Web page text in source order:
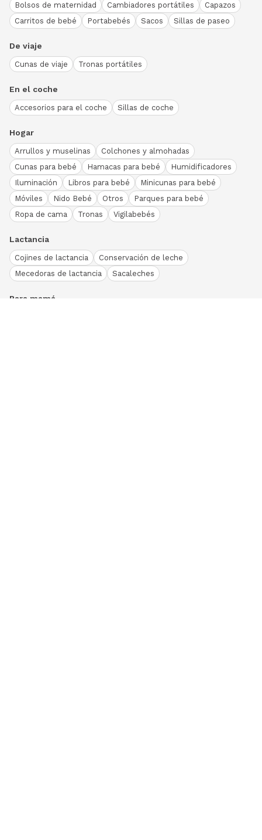
Bolsos de maternidad
Cambiadores portátiles
Capazos
Carritos de bebé
Portabebés Sacos Sillas de paseo
De viaje
Cunas de viaje Tronas portátiles
En el coche
Accesorios para el coche Sillas de coche
Hogar
Arrullos y muselinas
Colchones y almohadas
Cunas para bebé
Hamacas para bebé
Humidificadores
Iluminación
Libros para bebé
Minicunas para bebé
Móviles
Nido Bebé Otros
Parques para bebé
Ropa de cama
Tronas Vigilabebés
Lactancia
Cojines de lactancia
Conservación de leche
Mecedoras de lactancia
Sacaleches
Para mamá